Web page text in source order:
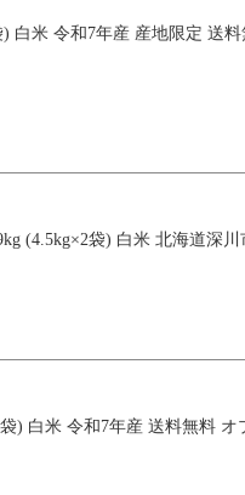
白米 令和7年産 産地限定 送
(4.5kg×2袋) 白米 北海道深
) 白米 令和7年産 送料無料